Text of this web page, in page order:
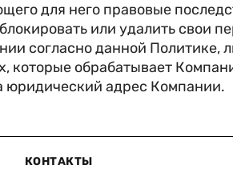
для него правовые
или удалить свои
согласно данной Политике,
которые обрабатывает
юридический адрес Компании.
КОНТАКТЫ